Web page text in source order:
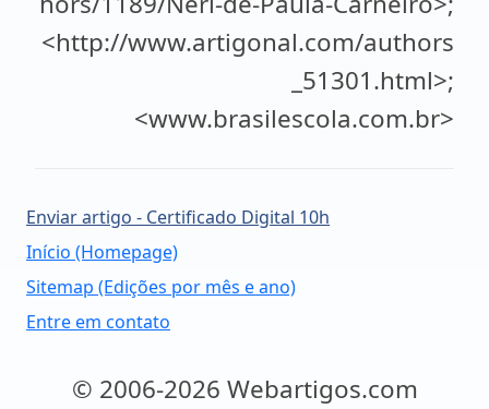
<http://www.artigonal.com/authors
_51301.html>;
<www.brasilescola.com.br>
Enviar artigo - Certificado Digital 10h
Início (Homepage)
Sitemap (Edições por mês e ano)
Entre em contato
© 2006-2026 Webartigos.com